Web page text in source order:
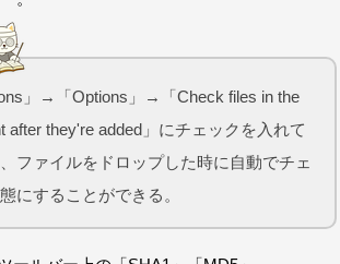
」→「Options」→「Check files in the
after they're added」にチェックを入れて
ファイルをドロップした時に自動でチェ
にすることができる。